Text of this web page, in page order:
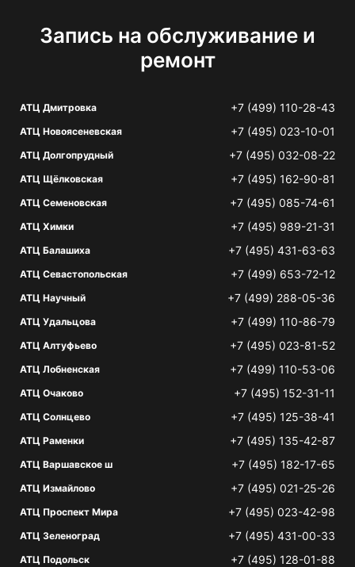
Запись на обслуживание и
ремонт
АТЦ Дмитровка +7 (499) 110-28-43
АТЦ Новоясеневская +7 (495) 023-10-01
АТЦ Долгопрудный +7 (495) 032-08-22
АТЦ Щёлковская +7 (495) 162-90-81
АТЦ Семеновская +7 (495) 085-74-61
АТЦ Химки +7 (495) 989-21-31
АТЦ Балашиха +7 (495) 431-63-63
АТЦ Севастопольская +7 (499) 653-72-12
АТЦ Научный +7 (499) 288-05-36
АТЦ Удальцова +7 (499) 110-86-79
АТЦ Алтуфьево +7 (495) 023-81-52
АТЦ Лобненская +7 (499) 110-53-06
АТЦ Очаково +7 (495) 152-31-11
АТЦ Солнцево +7 (495) 125-38-41
АТЦ Раменки +7 (495) 135-42-87
АТЦ Варшавское ш +7 (495) 182-17-65
АТЦ Измайлово +7 (495) 021-25-26
АТЦ Проспект Мира +7 (495) 023-42-98
АТЦ Зеленоград +7 (495) 431-00-33
АТЦ Подольск +7 (495) 128-01-88